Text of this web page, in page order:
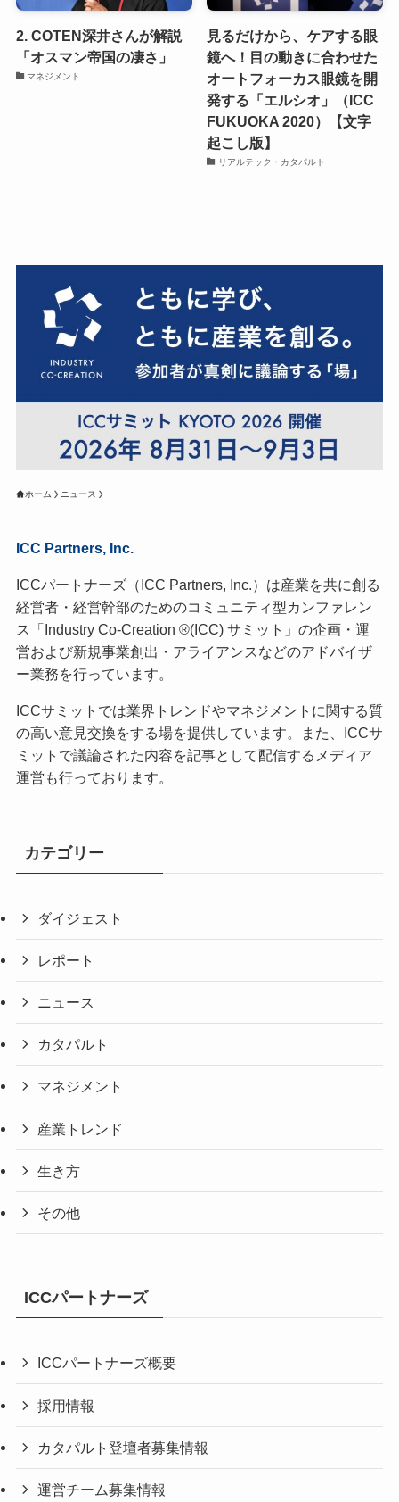
2. COTEN深井さんが解説
「オスマン帝国の凄さ」
マネジメント
見るだけから、ケアする眼
鏡へ！目の動きに合わせた
オートフォーカス眼鏡を開
発する「エルシオ」（ICC
FUKUOKA 2020）【文字
起こし版】
リアルテック・カタパルト
ホーム ニュース
ICC Partners, Inc.
ICCパートナーズ（ICC Partners, Inc.）は産業を共に創る
経営者・経営幹部のためのコミュニティ型カンファレン
ス「Industry Co-Creation ®(ICC) サミット」の企画・運
営および新規事業創出・アライアンスなどのアドバイザ
ー業務を行っています。
ICCサミットでは業界トレンドやマネジメントに関する質
の高い意見交換をする場を提供しています。また、ICCサ
ミットで議論された内容を記事として配信するメディア
運営も行っております。
カテゴリー
ダイジェスト
レポート
ニュース
カタパルト
マネジメント
産業トレンド
生き方
その他
ICCパートナーズ
ICCパートナーズ概要
採用情報
カタパルト登壇者募集情報
運営チーム募集情報